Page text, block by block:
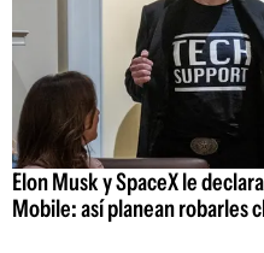
Elon Musk y SpaceX le
Mobile: así planean robarles